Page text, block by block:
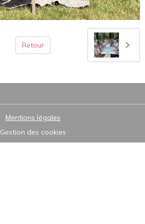
Retour
Mentions légales
Gestion des cookies